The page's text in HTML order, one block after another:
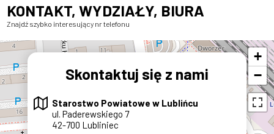
lecia Lubecka
Nasze Pasje”! od 10 do 16
sierpnia
Sanitarnego w Lublińcu z
dnia 24 października 2022
r. z godz. 13:00 w sprawie
jakości wody z wodociągu
sieciowego Lubliniec
Lublinieckiego
KONTAKT, WYDZIAŁY, BIURA
Znajdź szybko interesujący nr telefonu
Skontaktuj się z nami
Starostwo Powiatowe w Lublińcu
ul. Paderewskiego 7
42-700 Lubliniec
+
−